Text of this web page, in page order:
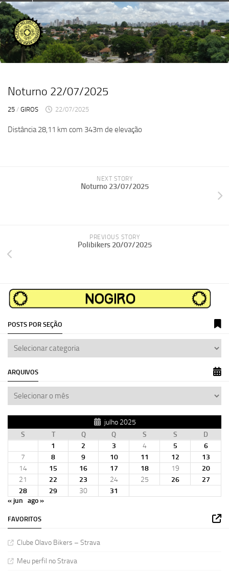
Skip
to
content
Noturno 22/07/2025
25 / GIROS 22/07/2025
Distância 28,11 km com 343m de elevação
NEXT STORY
Noturno 23/07/2025
PREVIOUS STORY
Polibikers 20/07/2025
POSTS POR SEÇÃO
ARQUIVOS
julho 2025
S
T Q Q S S
D
1
2 3 4 5
6
7
8 9 10 11 12
13
14
15 16 17 18 19
20
21
22 23 24 25 26
27
28
29 30
31
« jun ago »
FAVORITOS
Clube Olavo Bikers – Strava
Meu perfil no Strava